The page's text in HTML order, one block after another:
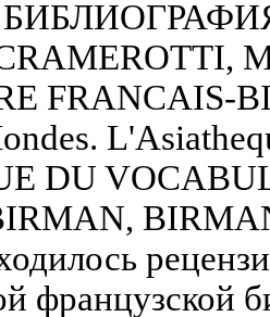
FRANCAIS-
DU
французской